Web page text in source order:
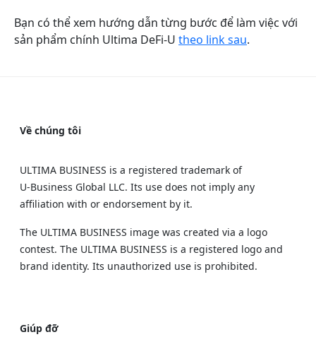
Bạn có thể xem hướng dẫn từng bước để làm việc với
sản phẩm chính Ultima DeFi-U theo link sau.
Về chúng tôi
ULTIMA BUSINESS is a registered trademark of
U‑Business Global LLC. Its use does not imply any
affiliation with or endorsement by it.
The ULTIMA BUSINESS image was created via a logo
contest. The ULTIMA BUSINESS is a registered logo and
brand identity. Its unauthorized use is prohibited.
Giúp đỡ